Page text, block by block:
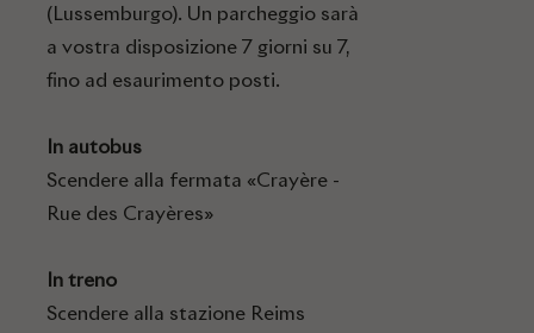
(Lussemburgo). Un parcheggio sarà
a vostra disposizione 7 giorni su 7,
fino ad esaurimento posti.
In autobus
Scendere alla fermata «Crayère -
Rue des Crayères»
In treno
Scendere alla stazione Reims